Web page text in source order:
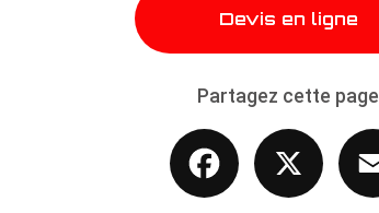
Devis en ligne
Partagez cette page
Facebook